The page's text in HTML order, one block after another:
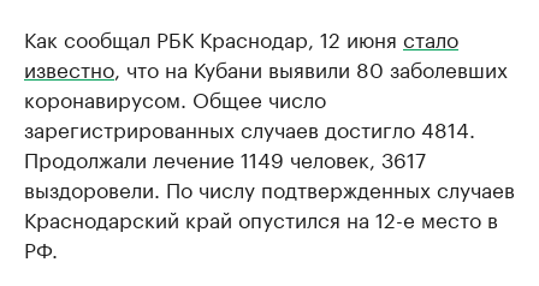
Как сообщал РБК Краснодар, 12 июня стало
известно , что на Кубани выявили 80 заболевших
коронавирусом. Общее число
зарегистрированных случаев достигло 4814.
Продолжали лечение 1149 человек, 3617
выздоровели. По числу подтвержденных случаев
Краснодарский край опустился на 12-е место в
РФ.